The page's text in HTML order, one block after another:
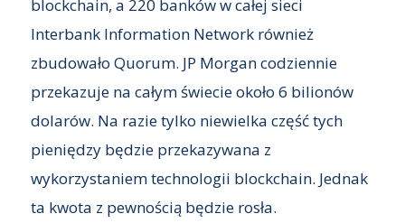
blockchain, a 220 banków w całej sieci
Interbank Information Network również
zbudowało Quorum. JP Morgan codziennie
przekazuje na całym świecie około 6 bilionów
dolarów. Na razie tylko niewielka część tych
pieniędzy będzie przekazywana z
wykorzystaniem technologii blockchain. Jednak
ta kwota z pewnością będzie rosła.